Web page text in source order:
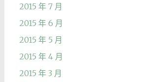
2015 年 7 月
2015 年 6 月
2015 年 5 月
2015 年 4 月
2015 年 3 月